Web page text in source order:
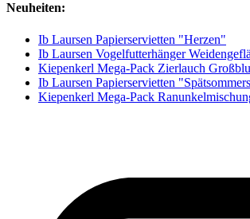
Neuheiten:
Ib Laursen Papierservietten "Herzen"
Ib Laursen Vogelfutterhänger
Kiepenkerl Mega-Pack Zierlauch
Ib Laursen Papierservietten
Kiepenkerl Mega-Pack